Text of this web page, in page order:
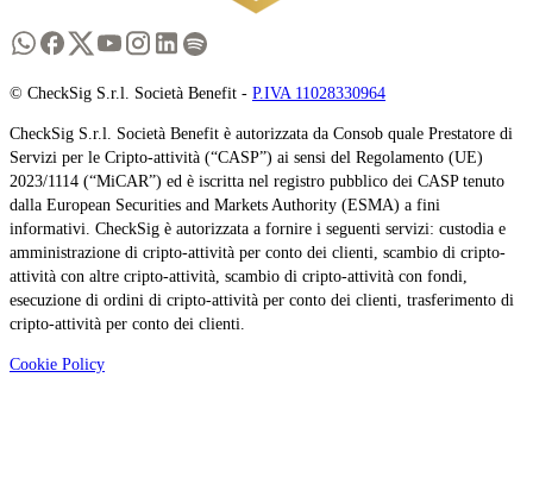
© CheckSig S.r.l. Società Benefit - P.IVA 11028330964
CheckSig S.r.l. Società Benefit è autorizzata da Consob quale Prestatore di
Servizi per le Cripto-attività (“CASP”) ai sensi del Regolamento (UE)
2023/1114 (“MiCAR”) ed è iscritta nel registro pubblico dei CASP tenuto
dalla European Securities and Markets Authority (ESMA) a fini
informativi. CheckSig è autorizzata a fornire i seguenti servizi: custodia e
amministrazione di cripto-attività per conto dei clienti, scambio di cripto-
attività con altre cripto-attività, scambio di cripto-attività con fondi,
esecuzione di ordini di cripto-attività per conto dei clienti, trasferimento di
cripto-attività per conto dei clienti.
Cookie Policy